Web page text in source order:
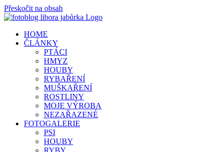
Přeskočit na obsah
HOME
ČLÁNKY
PTÁCI
HMYZ
HOUBY
RYBAŘENÍ
MUŠKAŘENÍ
ROSTLINY
MOJE VÝROBA
NEZAŘAZENÉ
FOTOGALERIE
PSI
HOUBY
RYBY